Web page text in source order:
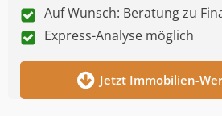
Auf Wunsch: Beratung zu
Express-Analyse möglich
Jetzt Immobilien-